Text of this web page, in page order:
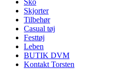
Sko
Skjorter
Tilbehør
Casual tøj
Festtøj
Leben
BUTIK DVM
Kontakt Torsten